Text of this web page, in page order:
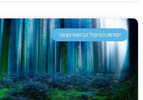
יסודות הטיפול הביואורגונומי